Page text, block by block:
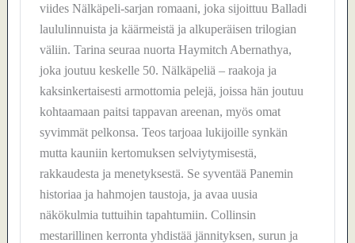
viides Nälkäpeli-sarjan romaani, joka sijoittuu Balladi
laululinnuista ja käärmeistä ja alkuperäisen trilogian
väliin. Tarina seuraa nuorta Haymitch Abernathya,
joka joutuu keskelle 50. Nälkäpeliä – raakoja ja
kaksinkertaisesti armottomia pelejä, joissa hän joutuu
kohtaamaan paitsi tappavan areenan, myös omat
syvimmät pelkonsa. Teos tarjoaa lukijoille synkän
mutta kauniin kertomuksen selviytymisestä,
rakkaudesta ja menetyksestä. Se syventää Panemin
historiaa ja hahmojen taustoja, ja avaa uusia
näkökulmia tuttuihin tapahtumiin. Collinsin
mestarillinen kerronta yhdistää jännityksen, surun ja